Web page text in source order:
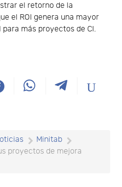
el retorno de la
el ROI genera una mayor
más proyectos de CI.
Minitab
proyectos de mejora